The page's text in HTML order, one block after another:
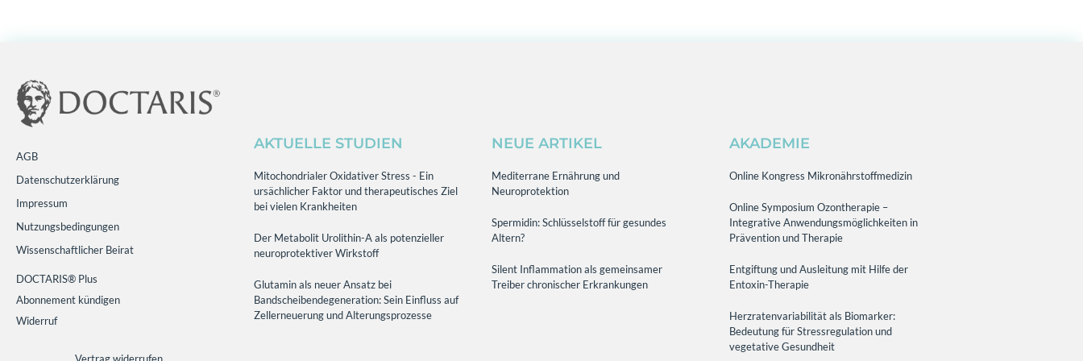
AGB
Datenschutzerklärung
Impressum
Nutzungsbedingungen
Wissenschaftlicher Beirat
DOCTARIS® Plus
Abonnement kündigen
Widerruf
AKTUELLE STUDIEN
Mitochondrialer Oxidativer Stress - Ein
ursächlicher Faktor und therapeutisches Ziel
bei vielen Krankheiten
Der Metabolit Urolithin-A als potenzieller
neuroprotektiver Wirkstoff
Glutamin als neuer Ansatz bei
Bandscheibendegeneration: Sein Einfluss auf
Zellerneuerung und Alterungsprozesse
NEUE ARTIKEL
Mediterrane Ernährung und
Neuroprotektion
Spermidin: Schlüsselstoff für gesundes
Altern?
Silent Inflammation als gemeinsamer
Treiber chronischer Erkrankungen
AKADEMIE
Online Kongress Mikronährstoffmedizin
Online Symposium Ozontherapie –
Integrative Anwendungsmöglichkeiten in
Prävention und Therapie
Entgiftung und Ausleitung mit Hilfe der
Entoxin-Therapie
Herzratenvariabilität als Biomarker:
Bedeutung für Stressregulation und
vegetative Gesundheit